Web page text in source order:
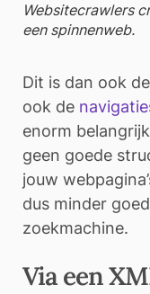
Websitecrawlers
een spinnenweb.
Dit is dan ook
ook de
enorm
geen goede
jouw
dus minder
zoekmachine.
Via een